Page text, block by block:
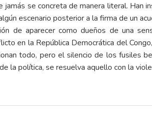
jamás se concreta de manera literal.
escenario posterior a la firma de un
de aparecer como dueños de una
en la República Democrática del
todo, pero el silencio de los fusiles
la política, se resuelva aquello con la